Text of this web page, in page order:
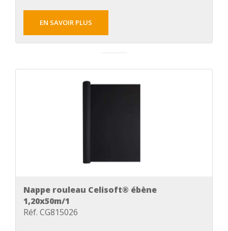
EN SAVOIR PLUS
Nappe rouleau Celisoft® ébène
1,20x50m/1
Réf. CG815026